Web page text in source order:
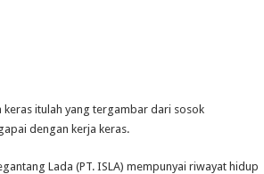
keras itulah yang tergambar dari sosok
dengan kerja keras.
Lada (PT. ISLA) mempunyai riwayat hidup